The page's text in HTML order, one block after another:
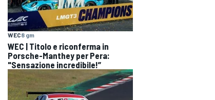
WEC8 gm
WEC | Titolo e riconferma in
Porsche-Manthey per Pera:
"Sensazione incredibile!”